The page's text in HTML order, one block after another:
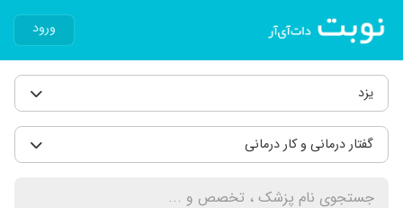
ورود
یزد
گفتار درمانی و کار درمانی